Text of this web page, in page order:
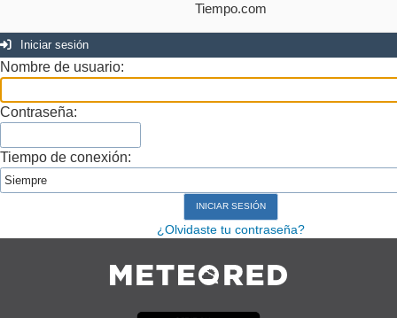
Tiempo.com
Iniciar sesión
Nombre de usuario:
Contraseña:
Tiempo de conexión:
¿Olvidaste tu contraseña?